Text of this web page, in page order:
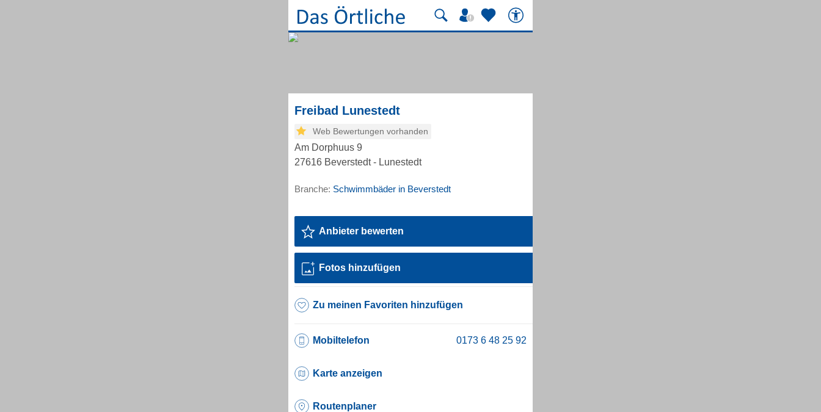
Freibad Lunestedt
Web Bewertungen vorhanden
Am Dorphuus 9
27616 Beverstedt - Lunestedt
Branche: Schwimmbäder in Beverstedt
Anbieter bewerten
Fotos hinzufügen
Zu meinen Favoriten hinzufügen
Mobiltelefon
Karte anzeigen
Routenplaner